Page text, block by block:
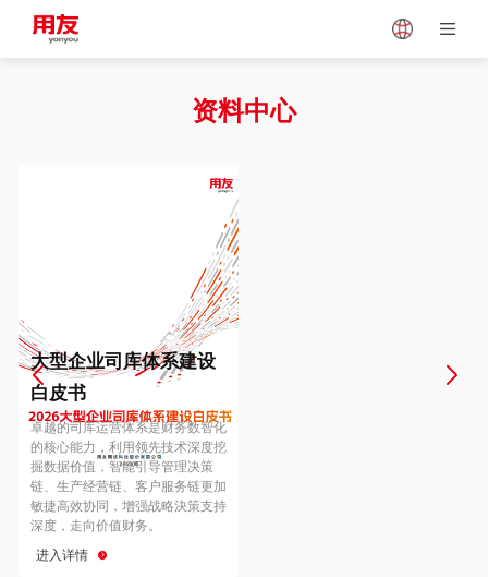
Vietnam
Europe
Hungary
Hong Kong
资料中心
大型企业司库体系建设
白皮书
卓越的司库运营体系是财务数智化
的核心能力，利用领先技术深度挖
掘数据价值，智能引导管理决策
链、生产经营链、客户服务链更加
敏捷高效协同，增强战略決策支持
深度，走向价值财务。
进入详情